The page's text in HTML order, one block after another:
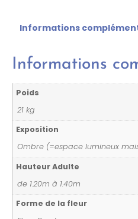
Informations
Informations
Poids
21 kg
Exposition
Ombre (=espace lumineux
Hauteur Adulte
de 1.20m à 1.40m
Forme de la fleur